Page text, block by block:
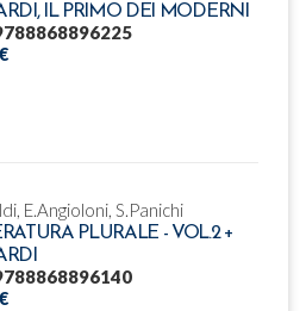
IL PRIMO DEI MODERNI
E.Angioloni, S.Panichi
PLURALE - VOL.2 +